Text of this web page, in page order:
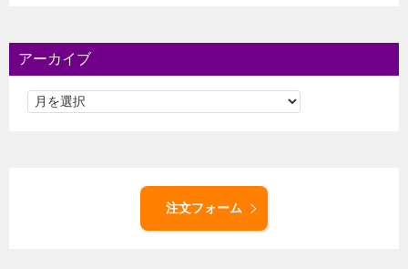
アーカイブ
注文フォーム